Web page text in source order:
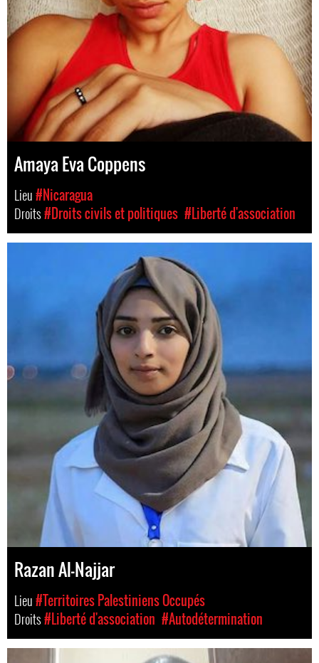
Amaya Eva Coppens
Lieu#Nicaragua
Droits#Droits civils et politiques #Liberté d'association
Razan Al-Najjar
Lieu#Territoires Palestiniens Occupés
Droits#Liberté d'association #Autodétermination